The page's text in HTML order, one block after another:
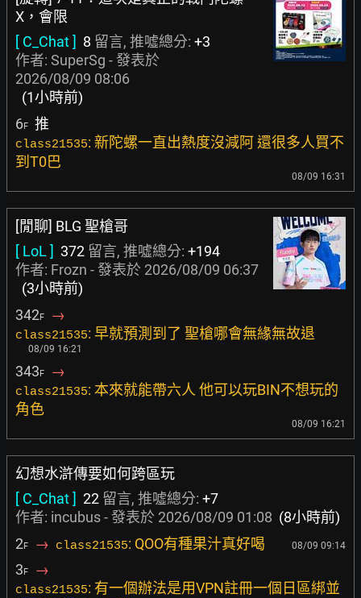
X，會限
[ C_Chat ] 8 留言, 推噓總分: +3
作者: SuperSg - 發表於
2026/08/09 08:06
(1小時前)
6F 推
class21535: 新陀螺一直出熱度沒減阿 還很多人買不
到T0巴
08/09 16:31
[閒聊] BLG 聖槍哥
[ LoL ] 372 留言, 推噓總分: +194
作者: Frozn - 發表於 2026/08/09 06:37
(3小時前)
342F →
class21535: 早就預測到了 聖槍哪會無緣無故退
08/09 16:21
343F →
class21535: 本來就能帶六人 他可以玩BIN不想玩的
角色
08/09 16:21
幻想水滸傳要如何跨區玩
[ C_Chat ] 22 留言, 推噓總分: +7
作者: incubus- 發表於 2026/08/09 01:08 (8小時前)
2F → class21535: QOO有種果汁真好喝 08/09 09:14
3F →
class21535: 有一個辦法是用VPN註冊一個日區綁並